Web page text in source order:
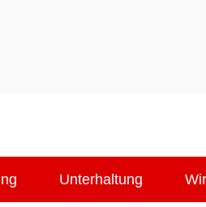
Unterhaltung